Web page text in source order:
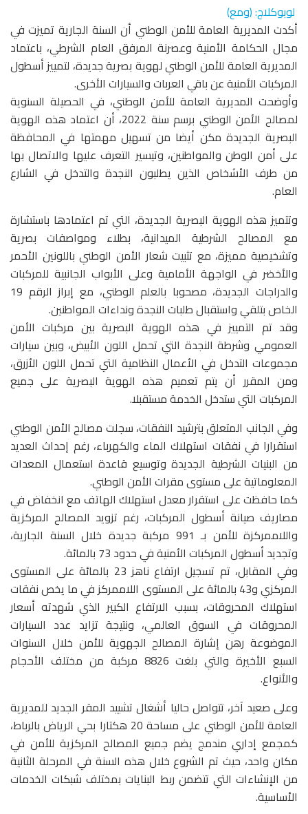
لوبوكلاج: (ومع)
أكدت المديرية العامة للأمن الوطني أن السنة الجارية تميزت في
مجال الحكامة الأمنية وعصرنة المرفق العام الشرطي، باعتماد
المديرية العامة للأمن الوطني لهوية بصرية جديدة، لتمييز أسطول
المركبات الأمنية عن باقي العربات والسيارات الأخرى.
وأوضحت المديرية العامة للأمن الوطني، في الحصيلة السنوية
لمصالح الأمن الوطني برسم سنة 2022، أن اعتماد هذه الهوية
البصرية الجديدة مكن أيضا من تسهيل مهمتها في المحافظة
على أمن الوطن والمواطنين، وتيسير التعرف عليها والاتصال بها
من طرف الأشخاص الذين يطلبون النجدة والتدخل في الشارع
العام.
وتتميز هذه الهوية البصرية الجديدة، التي تم اعتمادها باستشارة
مع المصالح الشرطية الميدانية، بطلاء ومواصفات بصرية
وتشخيصية مميزة، مع تثبيت شعار الأمن الوطني باللونين الأحمر
والأخضر في الواجهة الأمامية وعلى الأبواب الجانبية للمركبات
والدراجات الجديدة، مصحوبا بالعلم الوطني، مع إبراز الرقم 19
الخاص بتلقي واستقبال طلبات النجدة ونداءات المواطنين.
وقد تم التمييز في هذه الهوية البصرية بين مركبات الأمن
العمومي وشرطة النجدة التي تحمل اللون الأبيض، وبين سيارات
مجموعات التدخل في الأعمال النظامية التي تحمل اللون الأزرق،
ومن المقرر أن يتم تعميم هذه الهوية البصرية على جميع
المركبات التي ستدخل الخدمة مستقبلا.
وفي الجانب المتعلق بترشيد النفقات، سجلت مصالح الأمن الوطني
استقرارا في نفقات استهلاك الماء والكهرباء، رغم إحداث العديد
من البنيات الشرطية الجديدة وتوسيع قاعدة استعمال المعدات
المعلوماتية على مستوى مقرات الأمن الوطني.
كما حافظت على استقرار معدل استهلاك الهاتف مع انخفاض في
مصاريف صيانة أسطول المركبات، رغم تزويد المصالح المركزية
واللاممركزة للأمن بـ 991 مركبة جديدة خلال السنة الجارية،
وتجديد أسطول المركبات الأمنية في حدود 73 بالمائة.
وفي المقابل، تم تسجيل ارتفاع ناهز 23 بالمائة على المستوى
المركزي و43 بالمائة على المستوى اللاممركز في ما يخص نفقات
استهلاك المحروقات، بسبب الارتفاع الكبير الذي شهدته أسعار
المحروقات في السوق العالمي، ونتيجة تزايد عدد السيارات
الموضوعة رهن إشارة المصالح الجهوية للأمن خلال السنوات
السبع الأخيرة والتي بلغت 8826 مركبة من مختلف الأحجام
والأنواع.
وعلى صعيد آخر، تتواصل حاليا أشغال تشييد المقر الجديد للمديرية
العامة للأمن الوطني على مساحة 20 هكتارا بحي الرياض بالرباط،
كمجمع إداري مندمج يضم جميع المصالح المركزية للأمن في
مكان واحد، حيث تم الشروع خلال هذه السنة في المرحلة الثانية
من الإنشاءات التي تتضمن ربط البنايات بمختلف شبكات الخدمات
الأساسية.